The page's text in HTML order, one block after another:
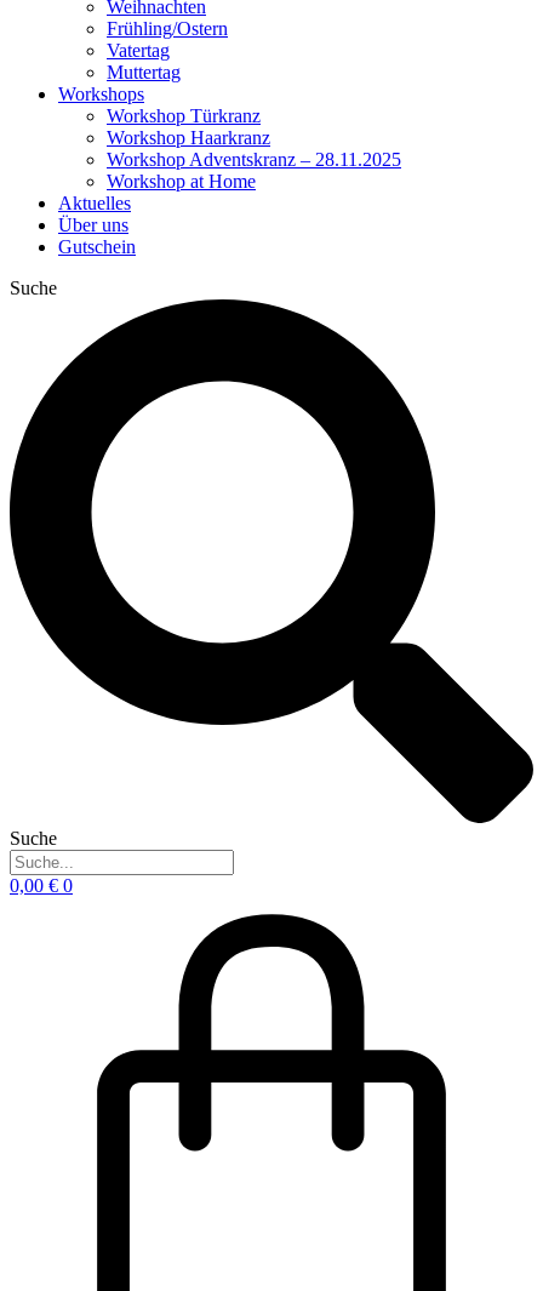
Weihnachten
Frühling/Ostern
Vatertag
Muttertag
Workshops
Workshop Türkranz
Workshop Haarkranz
Workshop Adventskranz – 28.11.2025
Workshop at Home
Aktuelles
Über uns
Gutschein
Suche
Suche
0,00 € 0